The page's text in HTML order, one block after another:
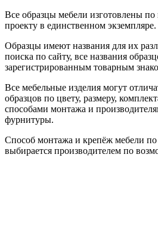
Все образцы мебели изготовлены
проекту в единственном экземпляре.
Образцы имеют названия для их
поиска по сайту, все названия
зарегистрированным товарным
Все мебельные изделия могут
образцов по цвету, размеру,
способами монтажа и
фурнитуры.
Способ монтажа и крепёж мебели по
выбирается производителем по